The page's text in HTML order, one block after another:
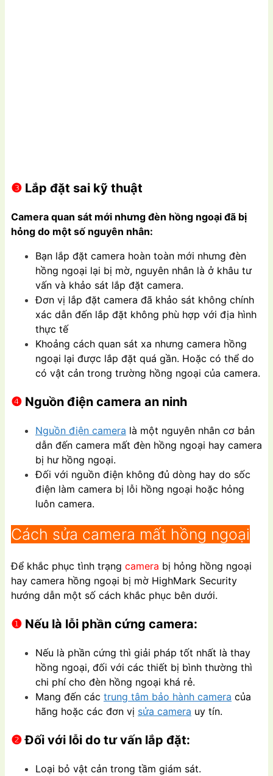
❸ Lắp đặt sai kỹ thuật
Camera quan sát mới nhưng đèn hồng ngoại đã bị
hỏng do một số nguyên nhân:
Bạn lắp đặt camera hoàn toàn mới nhưng đèn
hồng ngoại lại bị mờ, nguyên nhân là ở khâu tư
vấn và khảo sát lắp đặt camera.
Đơn vị lắp đặt camera đã khảo sát không chính
xác dẫn đến lắp đặt không phù hợp với địa hình
thực tế
Khoảng cách quan sát xa nhưng camera hồng
ngoại lại được lắp đặt quá gần. Hoặc có thể do
có vật cản trong trường hồng ngoại của camera.
❹ Nguồn điện camera an ninh
Nguồn điện camera là một nguyên nhân cơ bản
dẫn đến camera mất đèn hồng ngoại hay camera
bị hư hồng ngoại.
Đối với nguồn điện không đủ dòng hay do sốc
điện làm camera bị lỗi hồng ngoại hoặc hỏng
luôn camera.
Cách sửa camera mất hồng ngoại
Để khắc phục tình trạng camera bị hỏng hồng ngoại
hay camera hồng ngoại bị mờ HighMark Security
hướng dẫn một số cách khắc phục bên dưới.
❶ Nếu là lỗi phần cứng camera:
Nếu là phần cứng thì giải pháp tốt nhất là thay
hồng ngoại, đối với các thiết bị bình thường thì
chi phí cho đèn hồng ngoại khá rẻ.
Mang đến các trung tâm bảo hành camera của
hãng hoặc các đơn vị sửa camera uy tín.
❷Đối với lỗi do tư vấn lắp đặt:
Loại bỏ vật cản trong tầm giám sát.